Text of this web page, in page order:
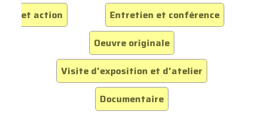
et action
Entretien et conférence
Oeuvre originale
Visite d'exposition et d'atelier
Documentaire